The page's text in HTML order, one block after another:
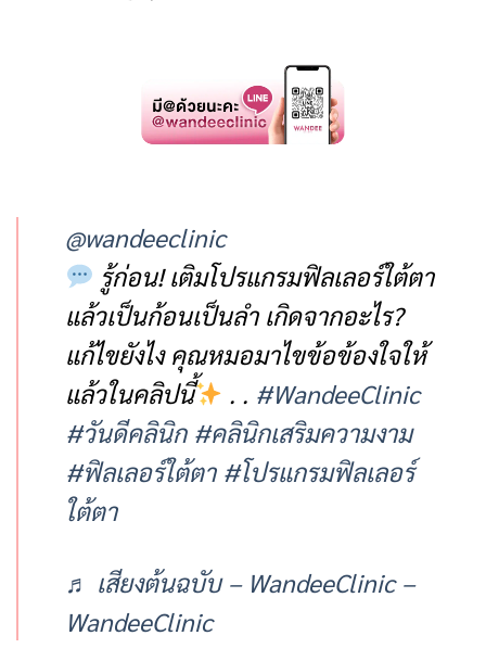
@wandeeclinic
รู้ก่อน! เติมโปรแกรมฟิลเลอร์ใต้ตา
แล้วเป็นก้อนเป็นลำ เกิดจากอะไร?
แก้ไขยังไง คุณหมอมาไขข้อข้องใจให้
แล้วในคลิปนี้
. . #WandeeClinic
#วันดีคลินิก #คลินิกเสริมความงาม
#ฟิลเลอร์ใต้ตา #โปรแกรมฟิลเลอร์
ใต้ตา
♬ เสียงต้นฉบับ – WandeeClinic –
WandeeClinic